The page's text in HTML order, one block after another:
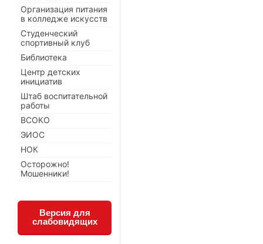
Организация питания
в колледже искусств
Студенческий
спортивный клуб
Библиотека
Центр детских
инициатив
Штаб воспитательной
работы
ВСОКО
ЭИОС
НОК
Осторожно!
Мошенники!
Версия для
слабовидящих